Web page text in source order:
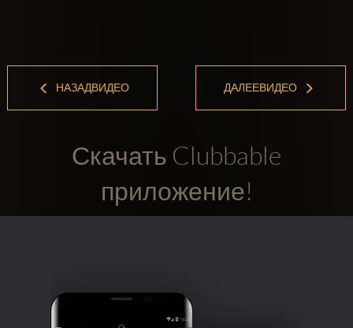
НАЗАДВИДЕО ДАЛЕЕВИДЕО
Скачать Clubbable
приложение!